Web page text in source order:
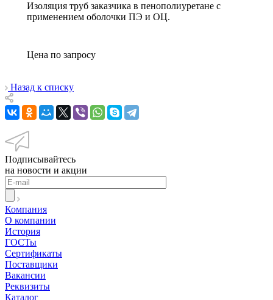
Изоляция труб заказчика в пенополиуретане с
применением оболочки ПЭ и ОЦ.
Цена по запросу
Назад к списку
Подписывайтесь
на новости и акции
Компания
О компании
История
ГОСТы
Сертификаты
Поставщики
Вакансии
Реквизиты
Каталог